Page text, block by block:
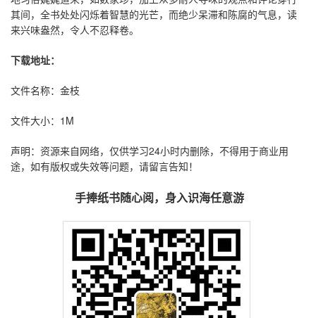
其间，全书处处闪烁着智慧的光芒，而绝少呆滞和陈腐的气息，读
来兴味盎然，令人不忍释卷。
下载地址：
文件名称：金枝
文件大小：1M
声明：资源来自网络，仅供学习24小时内删除，不得用于商业用
途，如有版权或失效等问题，请留言告知！
手捧纸书随心阅，身入识海任意游